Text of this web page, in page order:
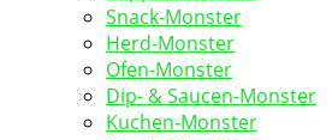
Snack-Monster
Herd-Monster
Ofen-Monster
Dip- & Saucen-Monster
Kuchen-Monster